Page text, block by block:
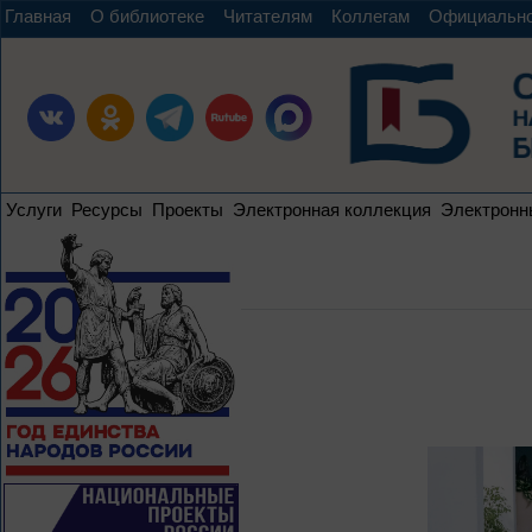
Главная О библиотеке Читателям Коллегам
Услуги Ресурсы Проекты Электронная коллекция